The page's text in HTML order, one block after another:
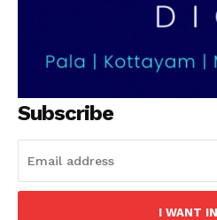
Subscribe
I WANT IN